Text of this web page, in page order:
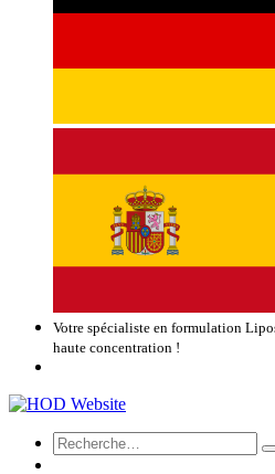
Votre spécialiste en formulation
haute concentration !